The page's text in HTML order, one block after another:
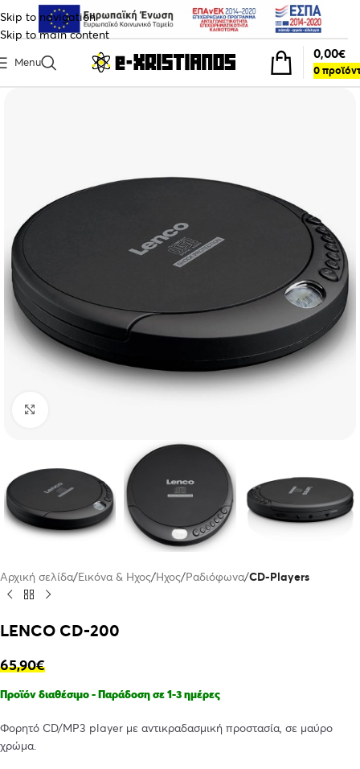
Skip to navigation
Skip to main content
Menu
0
0,00€
Αρχική σελίδα Εικόνα & Ηχος Ήχος Ραδιόφωνα CD-Players
LENCO CD-200
65,90€
Προϊόν διαθέσιμο - Παράδοση σε 1-3 ημέρες
Φορητό CD/MP3 player με αντικραδασμική προστασία, σε μαύρο
χρώμα.